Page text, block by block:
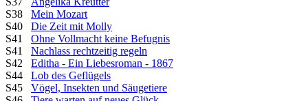
S38 Mein Mozart
S40 Die Zeit mit Molly
S41 Ohne Vollmacht keine Befugnis
S41 Nachlass rechtzeitig regeln
S42 Editha - Ein Liebesroman - 1867
S44 Lob des Geflügels
S45 Vögel, Insekten und Säugetiere